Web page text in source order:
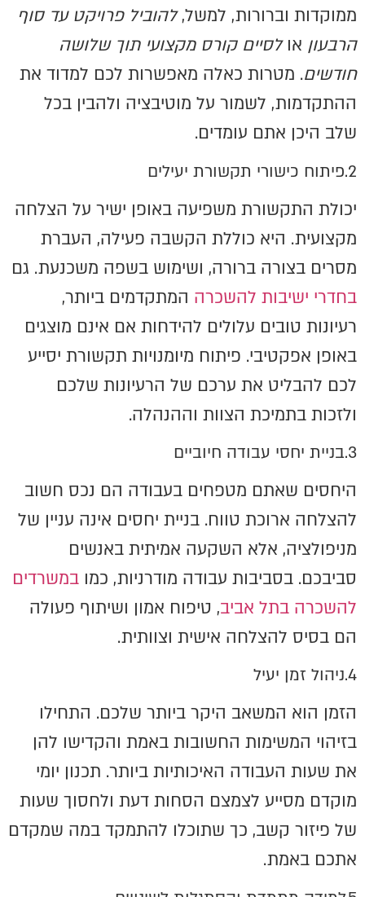
ממוקדות וברורות, למשל,להוביל פרויקט עד סוף
הרבעון אולסיים קורס מקצועי תוך שלושה
חודשים. מטרות כאלה מאפשרות לכם למדוד את
ההתקדמות, לשמור על מוטיבציה ולהבין בכל
שלב היכן אתם עומדים.
2.פיתוח כישורי תקשורת יעילים
יכולת התקשורת משפיעה באופן ישיר על הצלחה
מקצועית. היא כוללת הקשבה פעילה, העברת
מסרים בצורה ברורה, ושימוש בשפה משכנעת. גם
בחדרי ישיבות להשכרה המתקדמים ביותר,
רעיונות טובים עלולים להידחות אם אינם מוצגים
באופן אפקטיבי. פיתוח מיומנויות תקשורת יסייע
לכם להבליט את ערכם של הרעיונות שלכם
ולזכות בתמיכת הצוות וההנהלה.
3.בניית יחסי עבודה חיוביים
היחסים שאתם מטפחים בעבודה הם נכס חשוב
להצלחה ארוכת טווח. בניית יחסים אינה עניין של
מניפולציה, אלא השקעה אמיתית באנשים
סביבכם. בסביבות עבודה מודרניות, כמו במשרדים
להשכרה בתל אביב, טיפוח אמון ושיתוף פעולה
הם בסיס להצלחה אישית וצוותית.
4.ניהול זמן יעיל
הזמן הוא המשאב היקר ביותר שלכם. התחילו
בזיהוי המשימות החשובות באמת והקדישו להן
את שעות העבודה האיכותיות ביותר. תכנון יומי
מוקדם מסייע לצמצם הסחות דעת ולחסוך שעות
של פיזור קשב, כך שתוכלו להתמקד במה שמקדם
אתכם באמת.